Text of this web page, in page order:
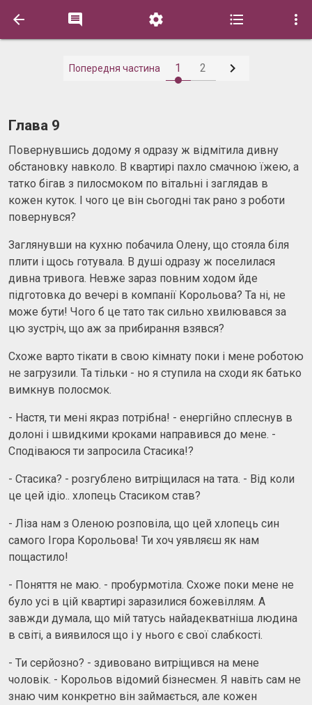
    
Попередня частина 1 2 
Глава 9
Повернувшись додому я одразу ж відмітила дивну
обстановку навколо. В квартирі пахло смачною їжею, а
татко бігав з пилосмоком по вітальні і заглядав в
кожен куток. І чого це він сьогодні так рано з роботи
повернувся?
Заглянувши на кухню побачила Олену, що стояла біля
плити і щось готувала. В душі одразу ж поселилася
дивна тривога. Невже зараз повним ходом йде
підготовка до вечері в компанії Корольова? Та ні, не
може бути! Чого б це тато так сильно хвилювався за
цю зустріч, що аж за прибирання взявся?
Схоже варто тікати в свою кімнату поки і мене роботою
не загрузили. Та тільки - но я ступила на сходи як батько
вимкнув полосмок.
- Настя, ти мені якраз потрібна! - енергійно сплеснув в
долоні і швидкими кроками направився до мене. -
Сподіваюся ти запросила Стасика!?
- Стасика? - розгублено витріщилася на тата. - Від коли
це цей ідіо.. хлопець Стасиком став?
- Ліза нам з Оленою розповіла, що цей хлопець син
самого Ігора Корольова! Ти хоч уявляєш як нам
пощастило!
- Поняття не маю. - пробурмотіла. Схоже поки мене не
було усі в цій квартирі заразилися божевіллям. А
завжди думала, що мій татусь найадекватніша людина
в світі, а виявилося що і у нього є свої слабкості.
- Ти серйозно? - здивовано витріщився на мене
чоловік. - Корольов відомий бізнесмен. Я навіть сам не
знаю чим конкретно він займається, але кожен